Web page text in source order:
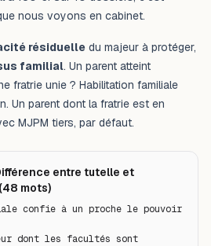
nous voyons en cabinet.
résiduelle du majeur à protéger,
familial. Un parent atteint
fratrie unie ? Habilitation familiale
Un parent dont la fratrie est en
MJPM tiers, par défaut.
entre tutelle et
mots)
confie à un proche le pouvoir
dont les facultés sont